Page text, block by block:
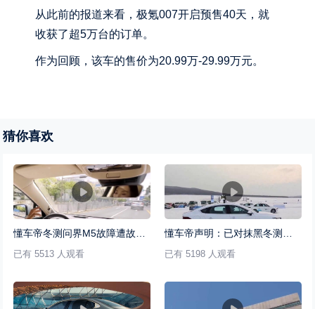
从此前的报道来看，极氪007开启预售40天，就
收获了超5万台的订单。
作为回顾，该车的售价为20.99万-29.99万元。
猜你喜欢
已有 5513 人观看 已有 5198 人观看